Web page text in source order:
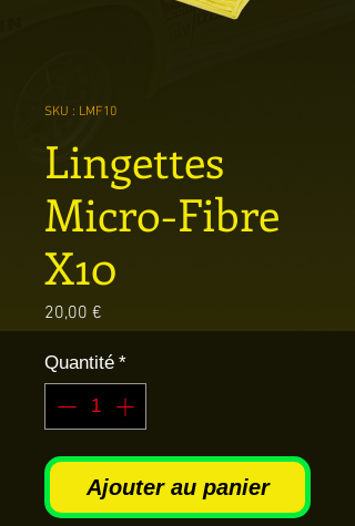
SKU : LMF10
Lingettes
Micro-Fibre
X10
20,00 €
Quantité *
Ajouter au panier